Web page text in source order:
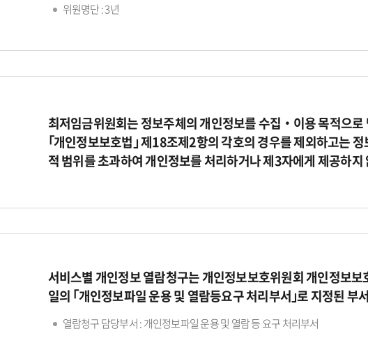
위원명단 : 3년
최저임금위원회는 정보주체의 개인정보를 수집‧이용 목적으로
｢개인정보보호법｣ 제18조제2항의 각호의 경우를 제외하고는
적 범위를 초과하여 개인정보를 처리하거나 제3자에게 제공하지
서비스별 개인정보 열람청구는 개인정보보호위원회 개인정보
일의 ｢개인정보파일 운용 및 열람등요구 처리부서｣로 지정된 부
열람청구 담당부서 : 개인정보파일 운용 및 열람 등 요구 처리부서